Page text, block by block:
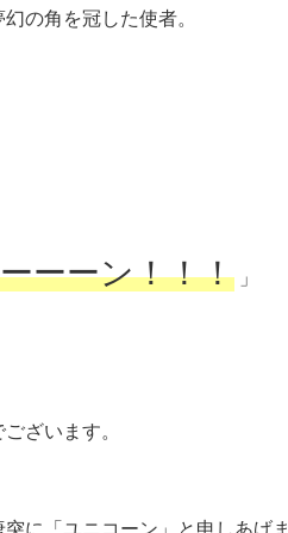
の角を冠した使者。
ーーン！！！」
ざいます。